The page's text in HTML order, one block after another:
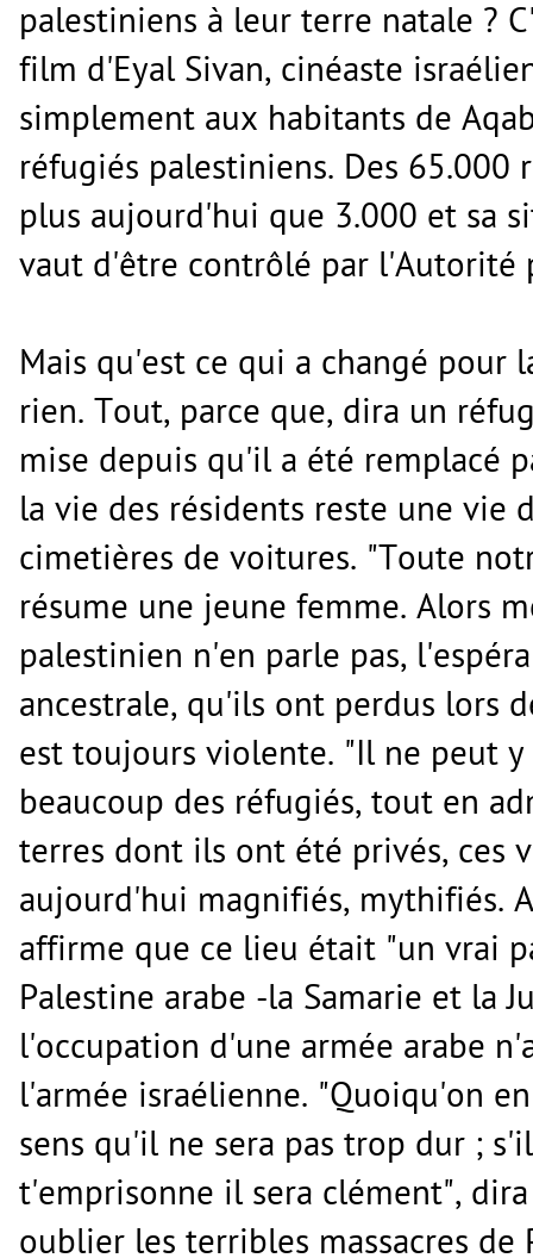
palestiniens à leur terre natale ?
film d'Eyal Sivan, cinéaste
simplement aux habitants de
réfugiés palestiniens. Des
plus aujourd'hui que 3.000 et sa
vaut d'être contrôlé par l'Autorité
Mais qu'est ce qui a changé
rien. Tout, parce que, dira un
mise depuis qu'il a été remplacé
la vie des résidents reste une vie
cimetières de voitures. "Toute
résume une jeune femme. Alors
palestinien n'en parle pas,
ancestrale, qu'ils ont perdus lors
est toujours violente. "Il ne peut
beaucoup des réfugiés, tout en
terres dont ils ont été privés, ces
aujourd'hui magnifiés, mythifiés.
affirme que ce lieu était "un vrai
Palestine arabe -la Samarie et la
l'occupation d'une armée arabe
l'armée israélienne. "Quoiqu'on
sens qu'il ne sera pas trop dur ;
t'emprisonne il sera clément",
oublier les terribles massacres